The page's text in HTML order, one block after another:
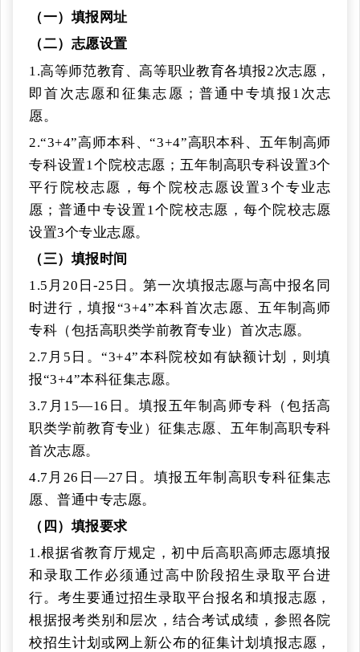
（一）填报网址
（二）志愿设置
1.高等师范教育、高等职业教育各填报2次志愿，
即首次志愿和征集志愿；普通中专填报1次志
愿。
2.“3+4”高师本科、“3+4”高职本科、五年制高师
专科设置1个院校志愿；五年制高职专科设置3个
平行院校志愿，每个院校志愿设置3个专业志
愿；普通中专设置1个院校志愿，每个院校志愿
设置3个专业志愿。
（三）填报时间
1.5月20日-25日。第一次填报志愿与高中报名同
时进行，填报“3+4”本科首次志愿、五年制高师
专科（包括高职类学前教育专业）首次志愿。
2.7月5日。“3+4”本科院校如有缺额计划，则填
报“3+4”本科征集志愿。
3.7月15—16日。填报五年制高师专科（包括高
职类学前教育专业）征集志愿、五年制高职专科
首次志愿。
4.7月26日—27日。填报五年制高职专科征集志
愿、普通中专志愿。
（四）填报要求
1.根据省教育厅规定，初中后高职高师志愿填报
和录取工作必须通过高中阶段招生录取平台进
行。考生要通过招生录取平台报名和填报志愿，
根据报考类别和层次，结合考试成绩，参照各院
校招生计划或网上新公布的征集计划填报志愿，